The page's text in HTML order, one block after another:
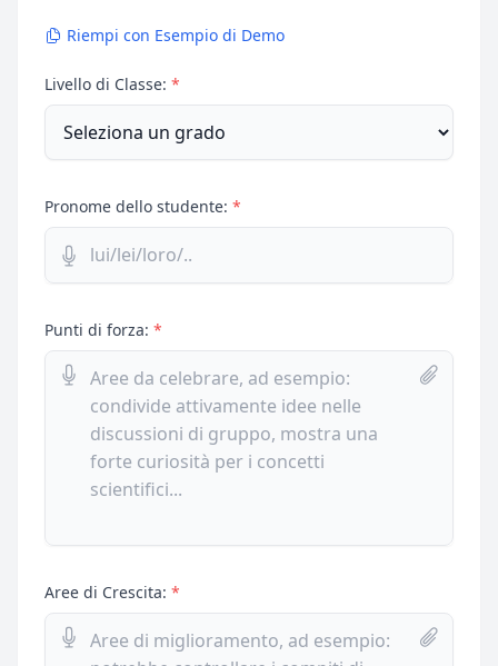
Riempi con Esempio di Demo
Livello di Classe: *
Pronome dello studente: *
Punti di forza: *
Aree di Crescita: *